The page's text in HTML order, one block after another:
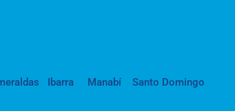
Ibarra Manabí Santo Domingo